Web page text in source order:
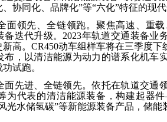
协同化、品牌化”等“六化”特征的现
面领先、全链领跑。聚焦高速、重
迭代升级。 2023年轨道交通装备业
高。CR450动车组样车将在三季度下
布，以清洁能源为动力的谱系化机车
试跑。
面先进、全链领先。依托在轨道交通
为代表的清洁能源装备，构建起器件
光水储氢碳”等新能源装备产品，储能